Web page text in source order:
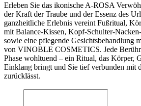
Erleben Sie das ikonische A-ROSA
der Kraft der Traube und der Essenz des
ganzheitliche Erlebnis vereint Fußritual,
mit Balance-Kissen, Kopf-Schulter-
sowie eine pflegende Gesichtsbehandlung
von VINOBLE COSMETICS. Jede
Phase wohltuend – ein Ritual, das Körper,
Einklang bringt und Sie tief verbunden mit
zurücklässt.